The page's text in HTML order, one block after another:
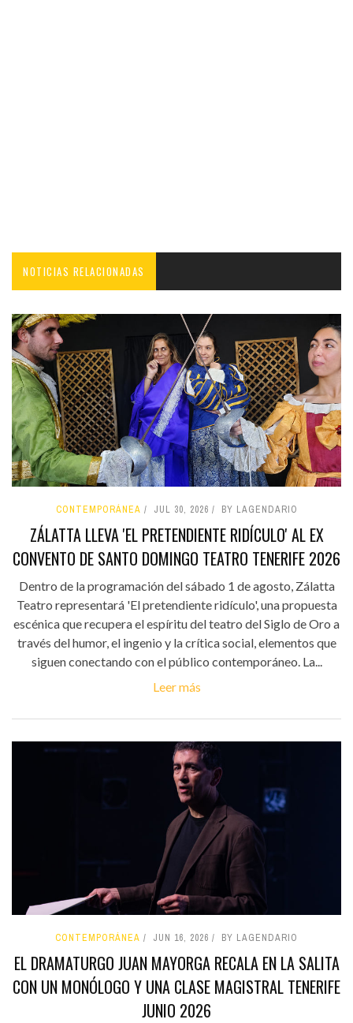
NOTICIAS RELACIONADAS
CONTEMPORÁNEA JUL 30, 2026 BY LAGENDARIO
ZÁLATTA LLEVA 'EL PRETENDIENTE RIDÍCULO' AL EX
CONVENTO DE SANTO DOMINGO TEATRO TENERIFE 2026
Dentro de la programación del sábado 1 de agosto, Zálatta
Teatro representará 'El pretendiente ridículo', una propuesta
escénica que recupera el espíritu del teatro del Siglo de Oro a
través del humor, el ingenio y la crítica social, elementos que
siguen conectando con el público contemporáneo. La...
Leer más
CONTEMPORÁNEA JUN 16, 2026 BY LAGENDARIO
EL DRAMATURGO JUAN MAYORGA RECALA EN LA SALITA
CON UN MONÓLOGO Y UNA CLASE MAGISTRAL TENERIFE
JUNIO 2026